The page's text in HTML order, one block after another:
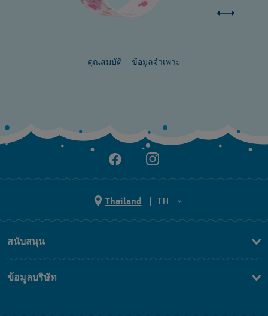
คุณสมบัติ ข้อมูลจำเพาะ
Thailand
TH
TH
สนับสนุน
ข้อมูลบริษัท